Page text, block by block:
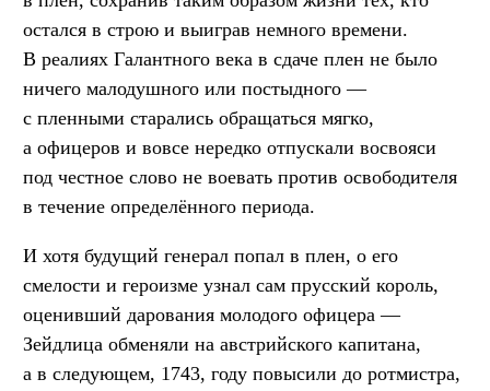
остался в строю и выиграв немного времени.
В реалиях Галантного века в сдаче плен не было
ничего малодушного или постыдного —
с пленными старались обращаться мягко,
а офицеров и вовсе нередко отпускали восвояси
под честное слово не воевать против освободителя
в течение определённого периода.
И хотя будущий генерал попал в плен, о его
смелости и героизме узнал сам прусский король,
оценивший дарования молодого офицера —
Зейдлица обменяли на австрийского капитана,
а в следующем, 1743, году повысили до ротмистра,